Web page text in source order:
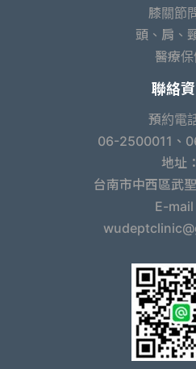
膝關節
頭、肩、
醫療
聯絡
預約電
06-2500011、
地址：
台南市中西區武
E-mail